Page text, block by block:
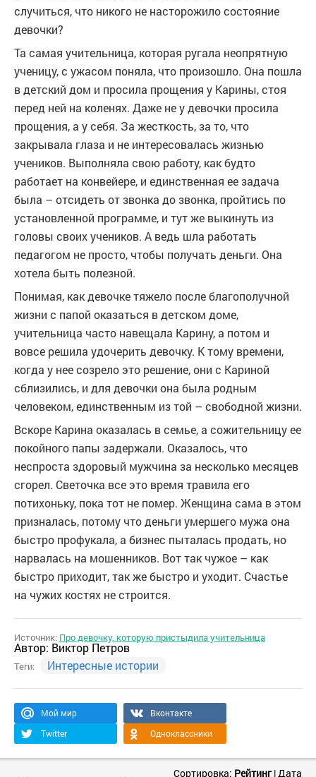
случиться, что никого не насторожило состояние
девочки?
Та самая учительница, которая ругала неопрятную
ученицу, с ужасом поняла, что произошло. Она пошла
в детский дом и просила прощения у Карины, стоя
перед ней на коленях. Даже не у девочки просила
прощения, а у себя. За жесткость, за то, что
закрывала глаза и не интересовалась жизнью
учеников. Выполняла свою работу, как будто
работает на конвейере, и единственная ее задача
была – отсидеть от звонка до звонка, пройтись по
установленной программе, и тут же выкинуть из
головы своих учеников. А ведь шла работать
педагогом не просто, чтобы получать деньги. Она
хотела быть полезной.
Понимая, как девочке тяжело после благополучной
жизни с папой оказаться в детском доме,
учительница часто навещала Карину, а потом и
вовсе решила удочерить девочку. К тому времени,
когда у нее созрело это решение, они с Кариной
сблизились, и для девочки она была родным
человеком, единственным из той – свободной жизни.
Вскоре Карина оказалась в семье, а сожительницу ее
покойного папы задержали. Оказалось, что
неспроста здоровый мужчина за несколько месяцев
сгорел. Светочка все это время травила его
потихоньку, пока тот не помер. Женщина сама в этом
призналась, потому что деньги умершего мужа она
быстро профукала, а бизнес пыталась продать, но
нарвалась на мошенников. Вот так чужое – как
быстро приходит, так же быстро и уходит. Счастье
на чужих костях не строится.
Источник: Про девочку, которую пристыдила учительница
Автор: Виктор Петров
Теги: Интересные истории
Мой мир
Вконтакте
Twitter
Одноклассники
Сортировка: Рейтинг|Дата